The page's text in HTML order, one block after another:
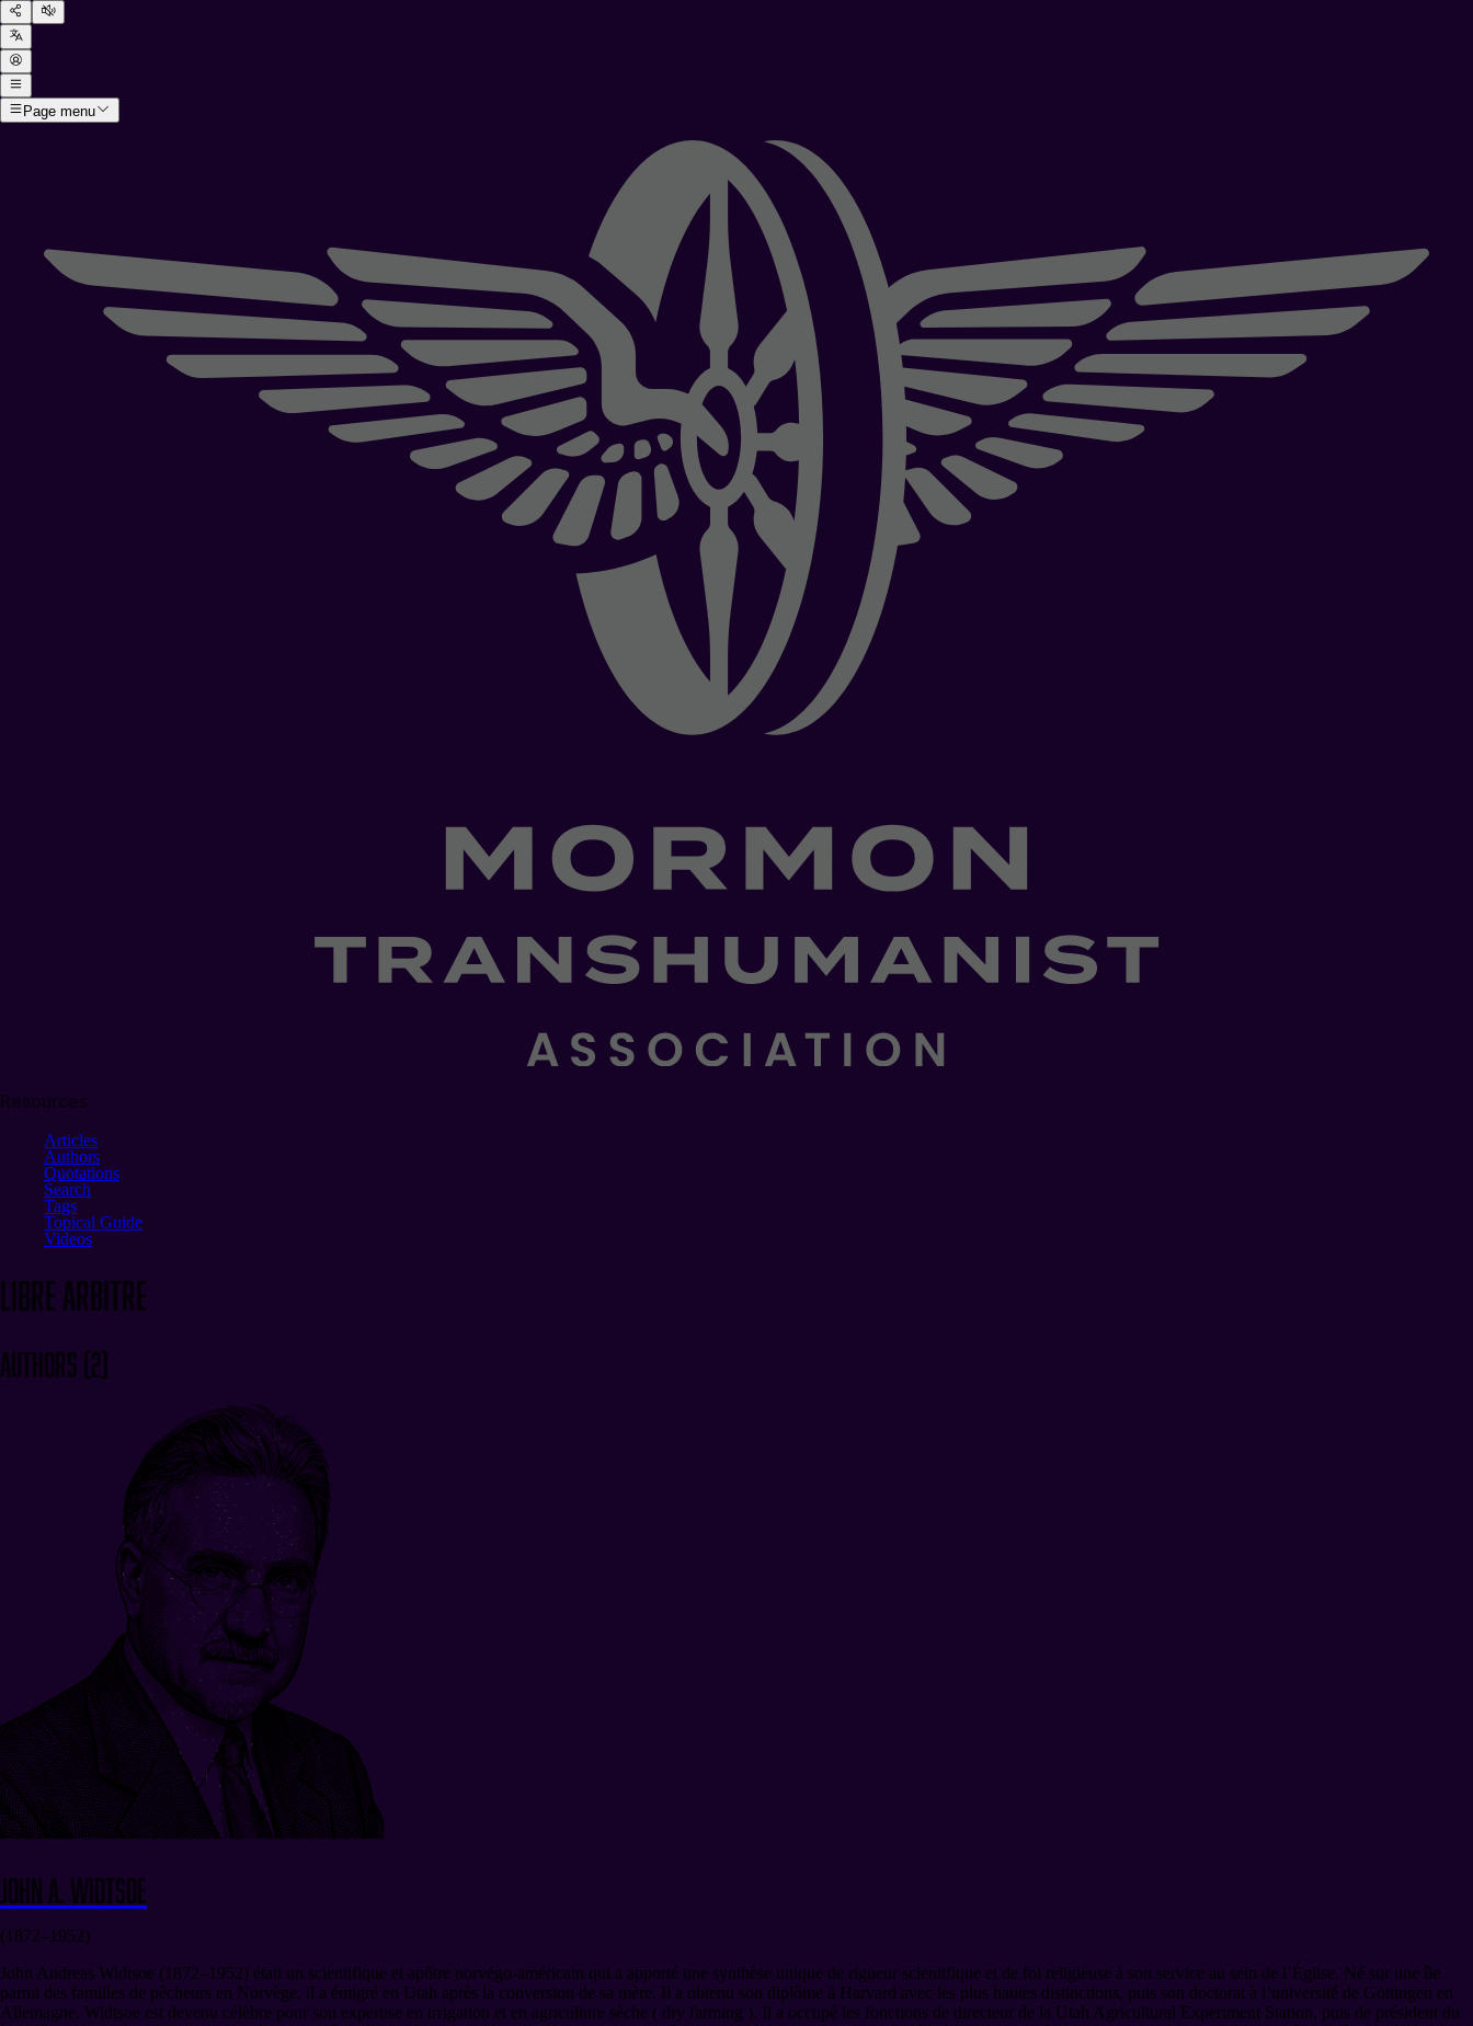
Page menu
Articles
Authors
Quotations
Search
Tags
Topical Guide
Videos
libre arbitre
Authors (2)
John A. Widtsoe
(1872–1952)
John Andreas Widtsoe (1872–1952) était un scientifique et apôtre norvégo-américain qui a apporté une synthèse unique de rigueur scientifique et de foi religieuse à son service au sein de l’Église. Né sur une île
parmi des familles de pêcheurs en Norvège, il a émigré en Utah après la conversion de sa mère. Il a obtenu son diplôme à Harvard avec les plus hautes distinctions, puis son doctorat à l’université de Göttingen en
Allemagne. Widtsoe est devenu célèbre pour son expertise en irrigation et en agriculture sèche ( dry farming ). Il a occupé les fonctions de directeur de la Utah Agricultural Experiment Station, puis de président du